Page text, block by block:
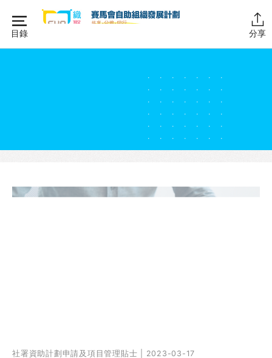
content
目錄 分享
主頁
社署資助計劃申請及項目管理貼士 | 2023-03-17